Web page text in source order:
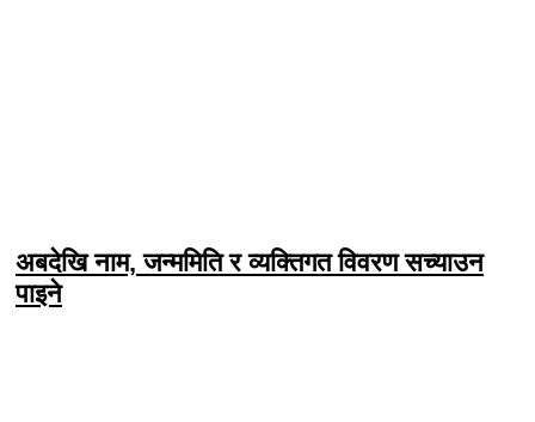
अबदेखि नाम, जन्ममिति र व्यक्तिगत विवरण सच्याउन
पाइने